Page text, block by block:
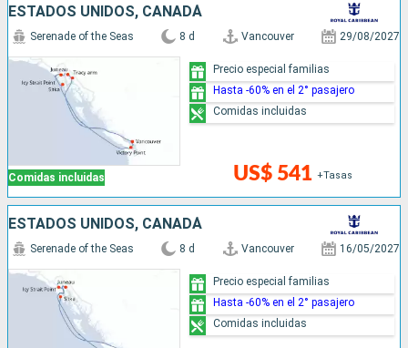
ESTADOS UNIDOS, CANADÁ
Comidas incluidas
Serenade of the Seas 8 d Vancouver 29/08/2027
US$ 541 +Tasas
Precio especial familias
Hasta -60% en el 2° pasajero
Comidas incluidas
ESTADOS UNIDOS, CANADÁ
Serenade of the Seas 8 d Vancouver 16/05/2027
Precio especial familias
Hasta -60% en el 2° pasajero
Comidas incluidas